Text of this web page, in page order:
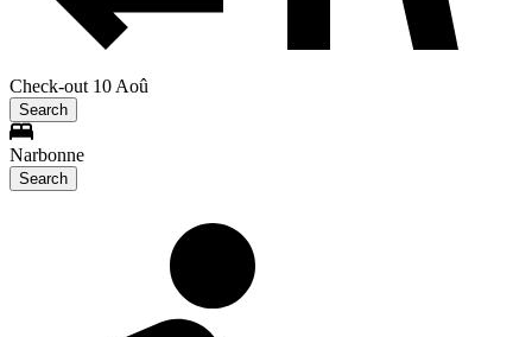
Check-out 10 Aoû
Search
Narbonne
Search